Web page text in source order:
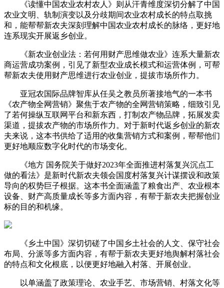
《读懂中国农业农村农人》则从汗青维度深切分解了中国
农业文明、轨制演变以及分歧期间农业农村成长的特点取挑
和，能帮帮新农夫深刻理解中国农业农村成长的脉络，更好地
连系现实开展返乡创业。
《新农业创业法：若何用财产思维做农业》连系大量新农
商运营成功案例，引见了新型农业成长模式和运营体例，可帮
帮新农夫使用财产思维进行农业创业，提拔市场所作力。
亚冠农国际品牌智库从任吴之教员所著接地气的一本书
《农产物全网营销》聚焦于农产物的全网营销策略，细致引见
了若何操纵互联网平台和新东西，打制农产物品牌，拓展发卖
渠道，提拔农产物的市场所作力。对于新时代返乡创业的新农
夫来说，这本书供给了适用的收集营销方式和案例，帮帮他们
更好地顺应数字化时代的市场变化。
《地方 国务院关于做好2023年全面推进村落复兴沉点工
做的看法》是新时代新农夫领会国度村落复兴计谋摆设和政策
导向的权势巨子根据。这本书全面涵盖了粮食出产、农业根本
设备、财产高质量成长等多方面内容，有帮于新农夫把握创业
标的目的和机缘。
《乡土中国》深切切磋了中国乡土社会的人文、保守社会
布局、分派等多方面内容，有帮于新农夫更好地舆解村落社会
的特点和文化根底，以便更好地融入村落、开展创业。
以单涵盖了政策理论、农业手艺、市场营销、村落文化等